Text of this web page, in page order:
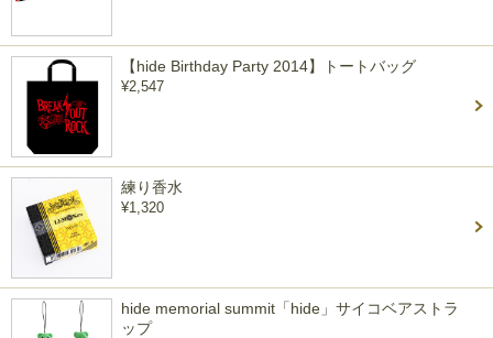
【hide Birthday Party 2014】トートバッグ
¥2,547
練り香水
¥1,320
hide memorial summit「hide」サイコベアストラ
ップ